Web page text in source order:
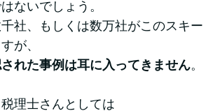
ないでしょう。
社、もしくは数万社がこのスキー
が、
れた事例は耳に入ってきません。
理士さんとしては